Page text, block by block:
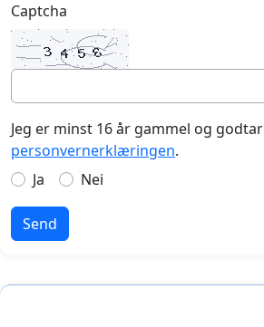
Captcha
Jeg er minst 16 år gammel og godtar
personvernerklæringen.
Ja
Nei
Send